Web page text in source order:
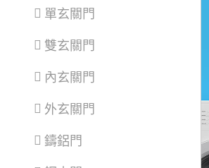
單玄關門
雙玄關門
內玄關門
外玄關門
鑄鋁門